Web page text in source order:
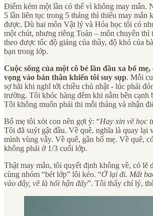
Điểm kém một lần có thể vì không may mắn.
5 lần liên tục trong 5 tháng thì thiếu may mắn
được. Dù hai môn Vật lý và Hóa học tôi có
một chút, nhưng riêng Toán – môn chuyên
theo được tốc độ giảng của thầy, độ khó của
bạn trong lớp.
Cuộc sống của một cô bé lần đầu xa bố
vọng vào bản thân khiến tôi suy sụp. Mỗi
sợ hãi khi nghĩ tới chiều chủ nhật - lúc phải
trường. Tôi khóc hàng đêm khi nằm bên cạnh
Tôi không muốn phải thi mỗi tháng và nhận
Bố mẹ tôi xót con nên gợi ý: “Hay xin về học
Tôi đã suýt gật đầu. Về quê, nghĩa là quay lại
mình vùng vẫy. Về quê, gần bố mẹ. Về quê,
không phải ở 1/3 cuối lớp.
Thật may mắn, tôi quyết định không về, có lẽ
cùng nhóm “bét lớp” lôi kéo. “Ở lại đi. Mất
vào đây, về là hối hận đấy”. Tôi thấy chí lý,